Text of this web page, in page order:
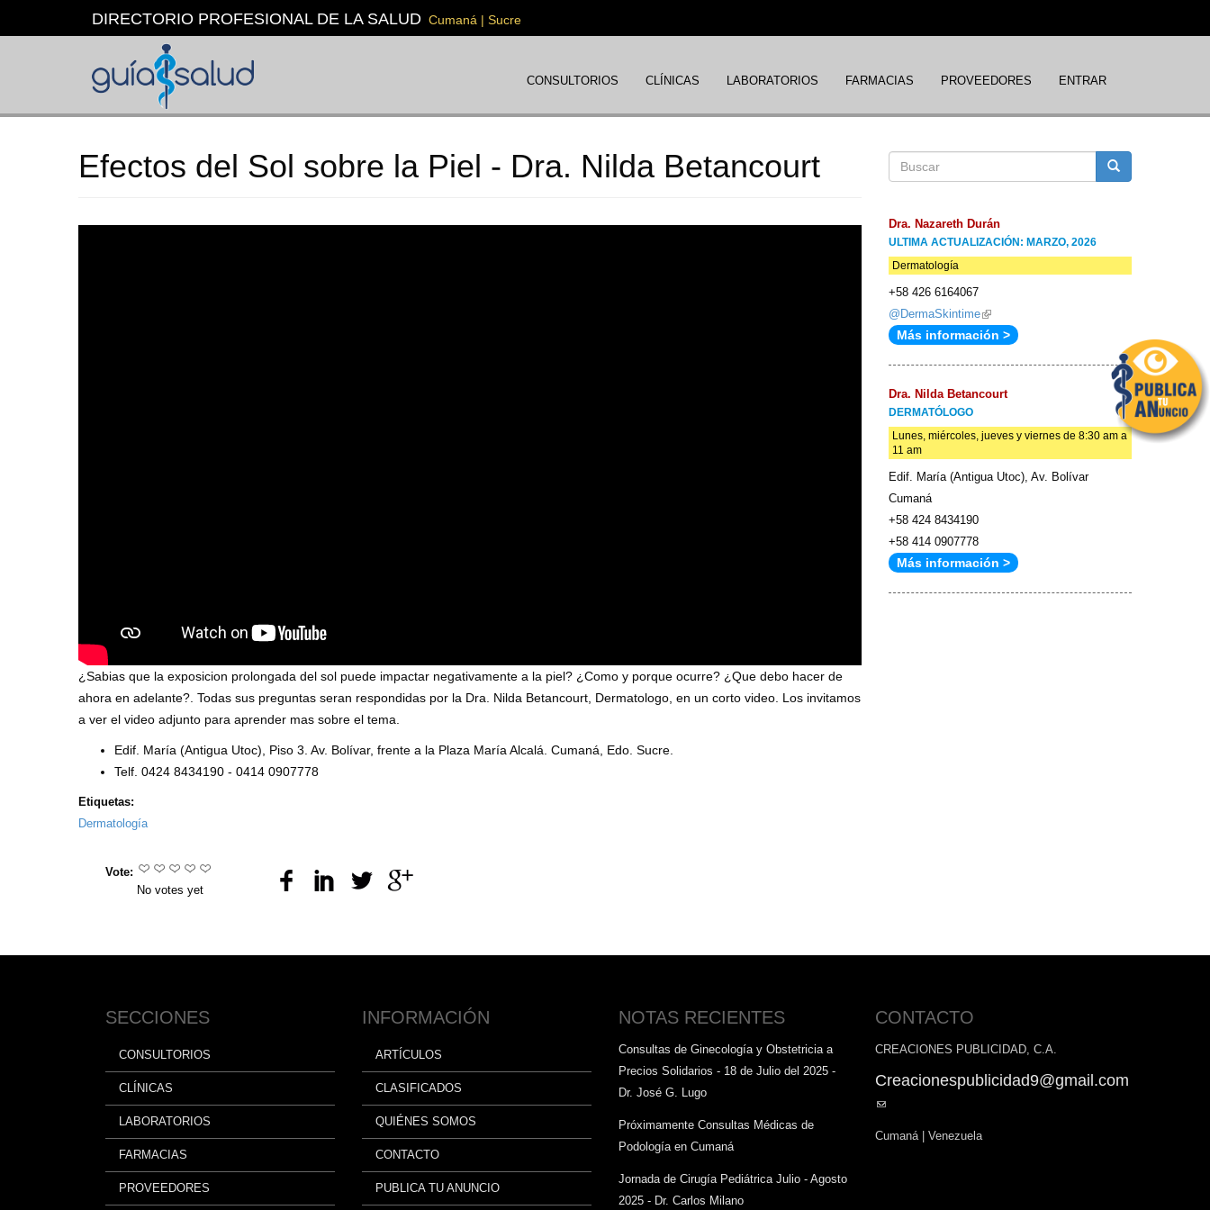
DIRECTORIO PROFESIONAL DE LA SALUD Cumaná | Sucre
CONSULTORIOS CLÍNICAS LABORATORIOS FARMACIAS PROVEEDORES ENTRAR
Efectos del Sol sobre la Piel - Dra. Nilda Betancourt
¿Sabias que la exposicion prolongada del sol puede impactar negativamente a la piel? ¿Como y porque ocurre? ¿Que debo hacer de
ahora en adelante?. Todas sus preguntas seran respondidas por la Dra. Nilda Betancourt, Dermatologo, en un corto video. Los invitamos
a ver el video adjunto para aprender mas sobre el tema.
Edif. María (Antigua Utoc), Piso 3. Av. Bolívar, frente a la Plaza María Alcalá. Cumaná, Edo. Sucre.
Telf. 0424 8434190 - 0414 0907778
Etiquetas:
Dermatología
Vote:
No votes yet
Formulario
de
búsqueda
Dra. Nazareth Durán
ULTIMA ACTUALIZACIÓN: MARZO, 2026
Dermatología
+58 426 6164067
@DermaSkintime(link
is
Más información >
Dra. Nilda Betancourt
DERMATÓLOGO
Lunes, miércoles, jueves y viernes de 8:30 am a
11 am
Edif. María (Antigua Utoc), Av. Bolívar
Cumaná
+58 424 8434190
+58 414 0907778
Más información >
SECCIONES
CONSULTORIOS
CLÍNICAS
LABORATORIOS
FARMACIAS
PROVEEDORES
INFORMACIÓN
ARTÍCULOS
CLASIFICADOS
QUIÉNES SOMOS
CONTACTO
PUBLICA TU ANUNCIO
NOTAS RECIENTES
Consultas de Ginecología y Obstetricia a
Precios Solidarios - 18 de Julio del 2025 -
Dr. José G. Lugo
Próximamente Consultas Médicas de
Podología en Cumaná
Jornada de Cirugía Pediátrica Julio - Agosto
2025 - Dr. Carlos Milano
CONTACTO
CREACIONES PUBLICIDAD, C.A.
Creacionespublicidad9@gmail.com
(link
Cumaná | Venezuela